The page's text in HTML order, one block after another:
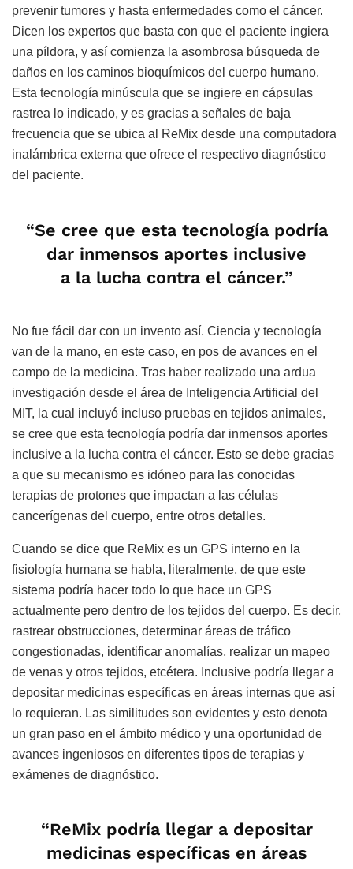
prevenir tumores y hasta enfermedades como el cáncer.
Dicen los expertos que basta con que el paciente ingiera
una píldora, y así comienza la asombrosa búsqueda de
daños en los caminos bioquímicos del cuerpo humano.
Esta tecnología minúscula que se ingiere en cápsulas
rastrea lo indicado, y es gracias a señales de baja
frecuencia que se ubica al ReMix desde una computadora
inalámbrica externa que ofrece el respectivo diagnóstico
del paciente.
“Se cree que esta tecnología podría
dar inmensos aportes inclusive
a la lucha contra el cáncer.”
No fue fácil dar con un invento así. Ciencia y tecnología
van de la mano, en este caso, en pos de avances en el
campo de la medicina. Tras haber realizado una ardua
investigación desde el área de Inteligencia Artificial del
MIT, la cual incluyó incluso pruebas en tejidos animales,
se cree que esta tecnología podría dar inmensos aportes
inclusive a la lucha contra el cáncer. Esto se debe gracias
a que su mecanismo es idóneo para las conocidas
terapias de protones que impactan a las células
cancerígenas del cuerpo, entre otros detalles.
Cuando se dice que ReMix es un GPS interno en la
fisiología humana se habla, literalmente, de que este
sistema podría hacer todo lo que hace un GPS
actualmente pero dentro de los tejidos del cuerpo. Es decir,
rastrear obstrucciones, determinar áreas de tráfico
congestionadas, identificar anomalías, realizar un mapeo
de venas y otros tejidos, etcétera. Inclusive podría llegar a
depositar medicinas específicas en áreas internas que así
lo requieran. Las similitudes son evidentes y esto denota
un gran paso en el ámbito médico y una oportunidad de
avances ingeniosos en diferentes tipos de terapias y
exámenes de diagnóstico.
“ReMix podría llegar a depositar
medicinas específicas en áreas